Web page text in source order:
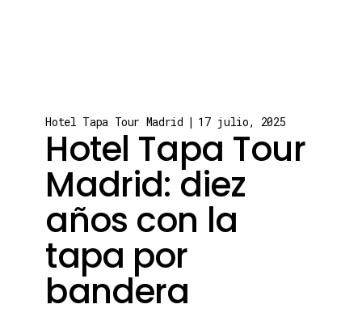
Hotel Tapa Tour Madrid 17 julio, 2025
Hotel Tapa Tour
Madrid: diez
años con la
tapa por
bandera